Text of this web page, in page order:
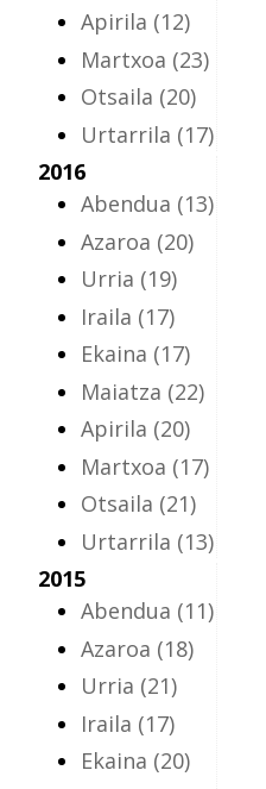
Apirila (12)
Martxoa (23)
Otsaila (20)
Urtarrila (17)
2016
Abendua (13)
Azaroa (20)
Urria (19)
Iraila (17)
Ekaina (17)
Maiatza (22)
Apirila (20)
Martxoa (17)
Otsaila (21)
Urtarrila (13)
2015
Abendua (11)
Azaroa (18)
Urria (21)
Iraila (17)
Ekaina (20)